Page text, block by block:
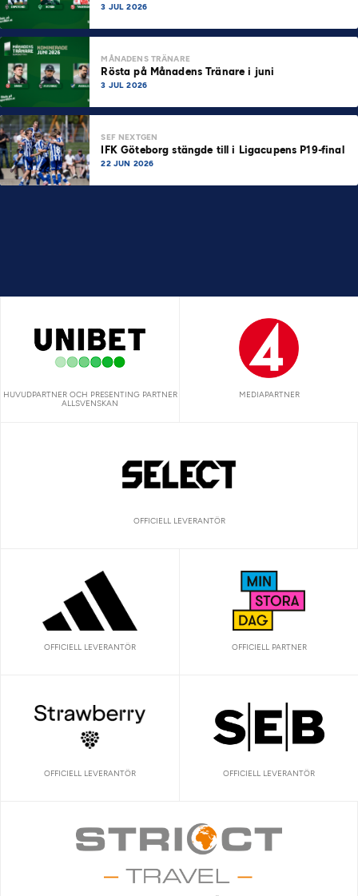
3 JUL 2026
MÅNADENS TRÄNARE
Rösta på Månadens Tränare i juni
3 JUL 2026
SEF NEXTGEN
IFK Göteborg stängde till i Ligacupens P19-final
22 JUN 2026
HUVUDPARTNER OCH PRESENTING PARTNER
ALLSVENSKAN
MEDIAPARTNER
OFFICIELL LEVERANTÖR
OFFICIELL LEVERANTÖR OFFICIELL PARTNER
OFFICIELL LEVERANTÖR OFFICIELL LEVERANTÖR